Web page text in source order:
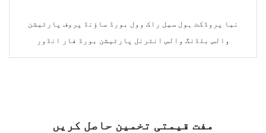
نیا پروڈکٹ ہول سیل راک وول بورڈ ساؤنڈ پروف پارٹیشن
والس بلڈنگ والس انٹرنل پارٹیشن بورڈ فار انڈور
مفت قیمتی تخمین حاصل کریں